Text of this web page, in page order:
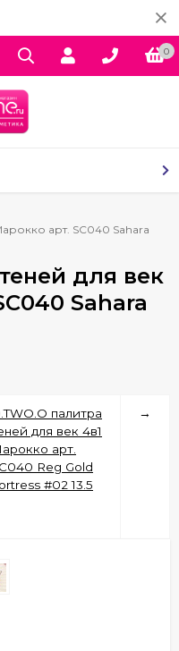
0
арт. SC040 Sahara
для век
Sahara
палитра
для век 4в1
арт.
Reg Gold
#02 13.5
→